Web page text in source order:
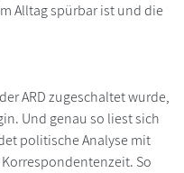
Alltag spürbar ist und die
ARD zugeschaltet wurde,
Und genau so liest sich
politische Analyse mit
So